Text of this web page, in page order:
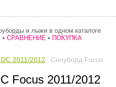
и лыжи в одном каталоге
• СРАВНЕНИЕ • ПОКУПКА
2011/2012 Сноуборд Focus
Focus 2011/2012